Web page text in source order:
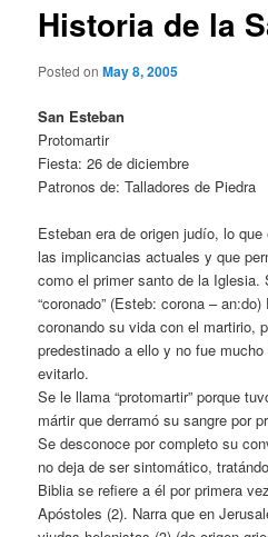
Historia de la
Posted onMay 8, 2005
San Esteban
Protomartir
Fiesta: 26 de diciembre
Patronos de: Talladores de Piedra
Esteban era de origen judío, lo
las implicancias actuales y que
como el primer santo de la Iglesia.
“coronado” (Esteb: corona –
coronando su vida con el martirio,
predestinado a ello y no fue
evitarlo.
Se le llama “protomartir” porque
mártir que derramó su sangre por
Se desconoce por completo su
no deja de ser sintomático,
Biblia se refiere a él por primera
Apóstoles (2). Narra que en